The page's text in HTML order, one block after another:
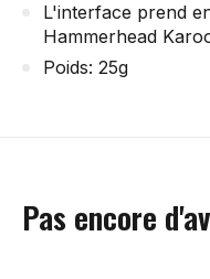
L'interface prend
Hammerhead
Poids: 25g
Pas encore